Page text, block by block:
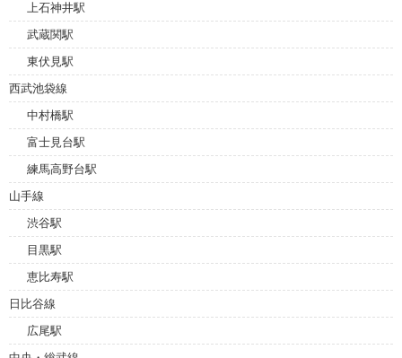
上石神井駅
武蔵関駅
東伏見駅
西武池袋線
中村橋駅
富士見台駅
練馬高野台駅
山手線
渋谷駅
目黒駅
恵比寿駅
日比谷線
広尾駅